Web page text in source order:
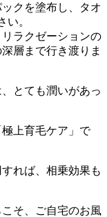
クを塗布し、タオ
い。
ラクゼーションの
層まで行き渡りま
とても潤いがあっ
上育毛ケア」で
れば、相乗効果も
そ、ご自宅のお風